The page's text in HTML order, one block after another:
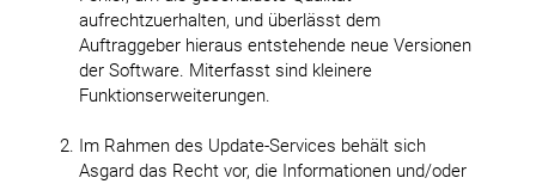
aufrechtzuerhalten, und überlässt dem
Auftraggeber hieraus entstehende neue Versionen
der Software. Miterfasst sind kleinere
Funktionserweiterungen.
Im Rahmen des Update-Services behält sich
Asgard das Recht vor, die Informationen und/oder